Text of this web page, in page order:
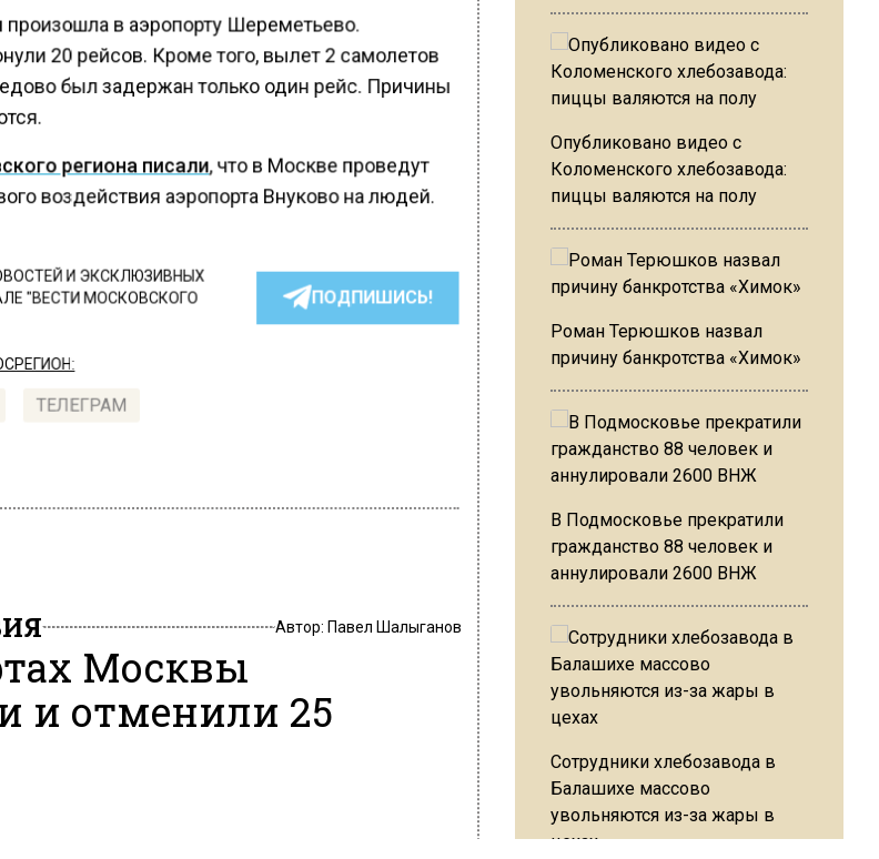
произошла в аэропорту Шереметьево.
20 рейсов. Кроме того, вылет 2 самолетов
был задержан только один рейс. Причины
региона писали, что в Москве проведут
воздействия аэропорта Внуково на людей.
И ЭКСКЛЮЗИВНЫХ
"ВЕСТИ МОСКОВСКОГО
ПОДПИШИСЬ!
ТЕЛЕГРАМ
Автор: Павел Шалыганов
Москвы
и отменили 25
Опубликовано видео с
Коломенского хлебозавода:
пиццы валяются на полу
Роман Терюшков назвал
причину банкротства «Химок»
В Подмосковье прекратили
гражданство 88 человек и
аннулировали 2600 ВНЖ
Сотрудники хлебозавода в
Балашихе массово
увольняются из-за жары в
цехах